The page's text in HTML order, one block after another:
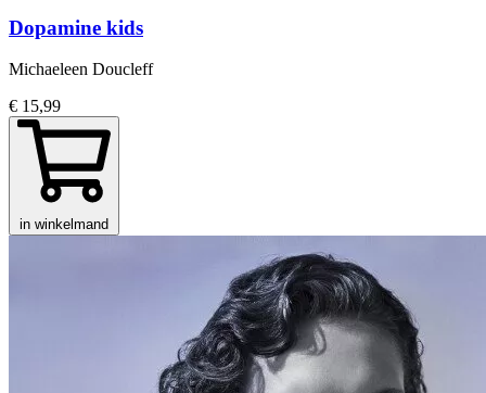
Dopamine kids
Michaeleen Doucleff
€ 15,99
in winkelmand